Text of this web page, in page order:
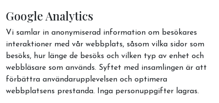
Google Analytics
Vi samlar in anonymiserad information om besökares
interaktioner med vår webbplats, såsom vilka sidor som
besöks, hur länge de besöks och vilken typ av enhet och
webbläsare som används. Syftet med insamlingen är att
förbättra användarupplevelsen och optimera
webbplatsens prestanda. Inga personuppgifter lagras.